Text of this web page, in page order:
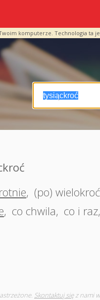
komputerze. Technologia
, (po) wielokroć
, co chwila, co i raz,
Skontaktuj sięz nami